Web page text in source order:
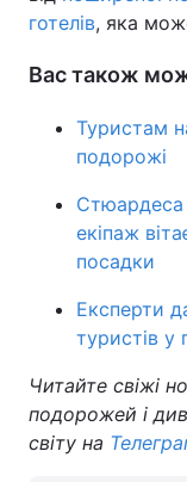
готелів, яка
Вас також
Туристам
подорожі
Стюардеса
екіпаж
посадки
Експерти
туристів у
Читайте свіжі
подорожей і
світу на